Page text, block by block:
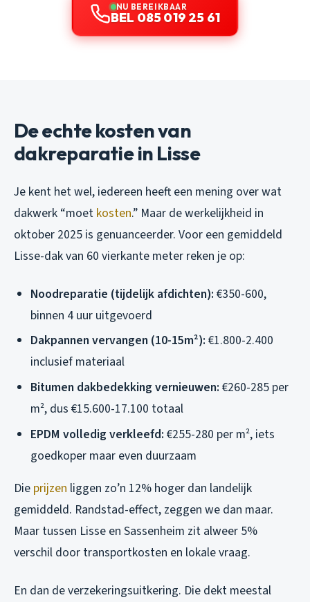
NU BEREIKBAAR
BEL 085 019 25 61
De echte kosten van
dakreparatie in Lisse
Je kent het wel, iedereen heeft een mening over wat
dakwerk “moet kosten.” Maar de werkelijkheid in
oktober 2025 is genuanceerder. Voor een gemiddeld
Lisse-dak van 60 vierkante meter reken je op:
Noodreparatie (tijdelijk afdichten): €350-600,
binnen 4 uur uitgevoerd
Dakpannen vervangen (10-15m²): €1.800-2.400
inclusief materiaal
Bitumen dakbedekking vernieuwen: €260-285 per
m², dus €15.600-17.100 totaal
EPDM volledig verkleefd: €255-280 per m², iets
goedkoper maar even duurzaam
Die prijzen liggen zo’n 12% hoger dan landelijk
gemiddeld. Randstad-effect, zeggen we dan maar.
Maar tussen Lisse en Sassenheim zit alweer 5%
verschil door transportkosten en lokale vraag.
En dan de verzekeringsuitkering. Die dekt meestal